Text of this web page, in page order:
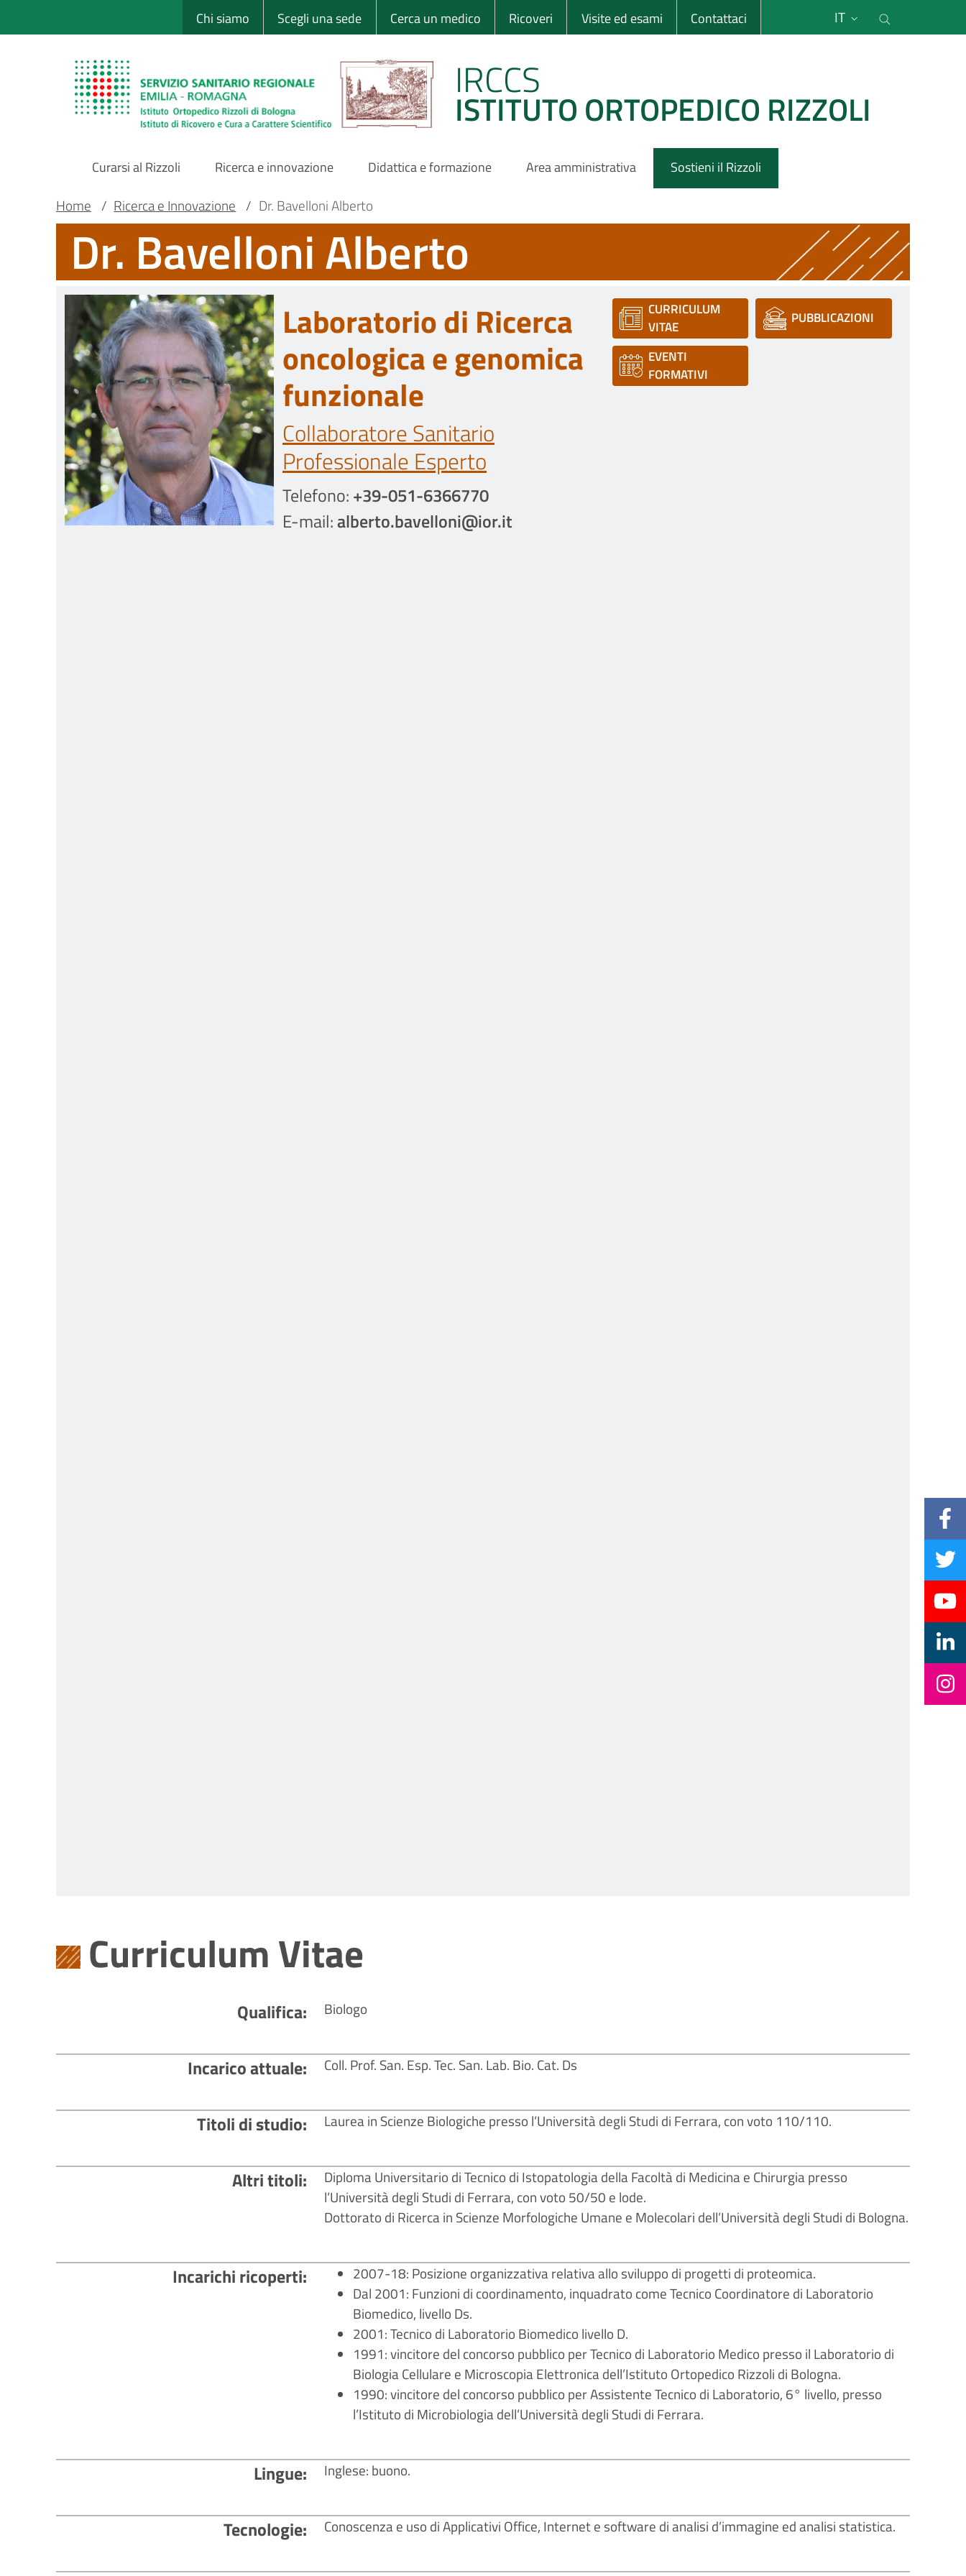
al
Sito Web Istituto Ortopedico Rizzoli
Chi siamo Scegli una sede Cerca un medico Ricoveri Visite ed esami Contattaci IT
IRCCS
ISTITUTO ORTOPEDICO RIZZOLI
Main
Navigation
Curarsi al Rizzoli Ricerca e innovazione Didattica e formazione Area amministrativa Sostieni il Rizzoli
Main container
Briciole
pane
Home / Ricerca e Innovazione / Dr. Bavelloni Alberto
Dr. Bavelloni Alberto
Laboratorio di Ricerca
oncologica e genomica
funzionale
Collaboratore Sanitario
Professionale Esperto
Telefono:+39-051-6366770
E-mail:alberto.bavelloni@ior.it
CURRICULUM
VITAE
PUBBLICAZIONI
EVENTI
FORMATIVI
Curriculum Vitae
Qualifica Biologo
Incarico attuale Coll. Prof. San. Esp. Tec. San. Lab. Bio. Cat. Ds
Titoli di studio Laurea in Scienze Biologiche presso l’Università degli Studi di Ferrara, con voto 110/110.
Altri titoli
Diploma Universitario di Tecnico di Istopatologia della Facoltà di Medicina e Chirurgia presso
l’Università degli Studi di Ferrara, con voto 50/50 e lode.
Dottorato di Ricerca in Scienze Morfologiche Umane e Molecolari dell’Università degli Studi di Bologna.
Incarichi ricoperti
2007-18: Posizione organizzativa relativa allo sviluppo di progetti di proteomica.
Dal 2001: Funzioni di coordinamento, inquadrato come Tecnico Coordinatore di Laboratorio
Biomedico, livello Ds.
2001: Tecnico di Laboratorio Biomedico livello D.
1991: vincitore del concorso pubblico per Tecnico di Laboratorio Medico presso il Laboratorio di
Biologia Cellulare e Microscopia Elettronica dell’Istituto Ortopedico Rizzoli di Bologna.
1990: vincitore del concorso pubblico per Assistente Tecnico di Laboratorio, 6° livello, presso
l’Istituto di Microbiologia dell’Università degli Studi di Ferrara.
Lingue Inglese: buono.
Tecnologie Conoscenza e uso di Applicativi Office, Internet e software di analisi d’immagine ed analisi statistica.